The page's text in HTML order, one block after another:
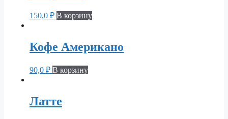
150,0 ₽ В корзину
Кофе Американо
90,0 ₽ В корзину
Латте